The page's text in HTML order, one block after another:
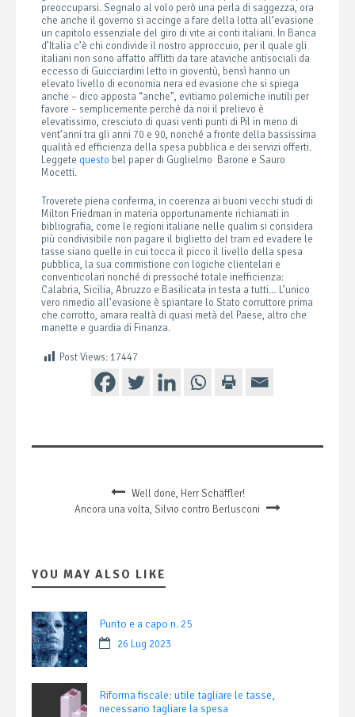
preoccuparsi. Segnalo al volo però una perla di saggezza, ora
che anche il governo si accinge a fare della lotta all’evasione
un capitolo essenziale del giro di vite ai conti italiani. In Banca
d’Italia c’è chi condivide il nostro approccuio, per il quale gli
italiani non sono affatto afflitti da tare ataviche antisociali da
eccesso di Guicciardini letto in gioventù, bensì hanno un
elevato livello di economia nera ed evasione che si spiega
anche – dico apposta “anche”, evitiamo polemiche inutili per
favore – semplicemente perché da noi il prelievo è
elevatissimo, cresciuto di quasi venti punti di Pil in meno di
vent’anni tra gli anni 70 e 90, nonché a fronte della bassissima
qualità ed efficienza della spesa pubblica e dei servizi offerti.
Leggete questo bel paper di Guglielmo Barone e Sauro
Mocetti.
Troverete piena conferma, in coerenza ai buoni vecchi studi di
Milton Friedman in materia opportunamente richiamati in
bibliografia, come le regioni italiane nelle qualim si considera
più condivisibile non pagare il biglietto del tram ed evadere le
tasse siano quelle in cui tocca il picco il livello della spesa
pubblica, la sua commistione con logiche clientelari e
conventicolari nonché di pressoché totale inefficienza:
Calabria, Sicilia, Abruzzo e Basilicata in testa a tutti… L’unico
vero rimedio all’evasione è spiantare lo Stato corruttore prima
che corrotto, amara realtà di quasi metà del Paese, altro che
manette e guardia di Finanza.
Post Views: 17447
Well done, Herr Schäffler!
Ancora una volta, Silvio contro Berlusconi
YOU MAY ALSO LIKE
Punto e a capo n. 25
26 Lug 2023
Riforma fiscale: utile tagliare le tasse,
necessario tagliare la spesa